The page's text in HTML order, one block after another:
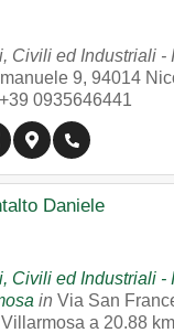
Civili ed Industriali -
9, 94014
+39 0935646441
Daniele
Civili ed Industriali -
in Via San
a 20.88